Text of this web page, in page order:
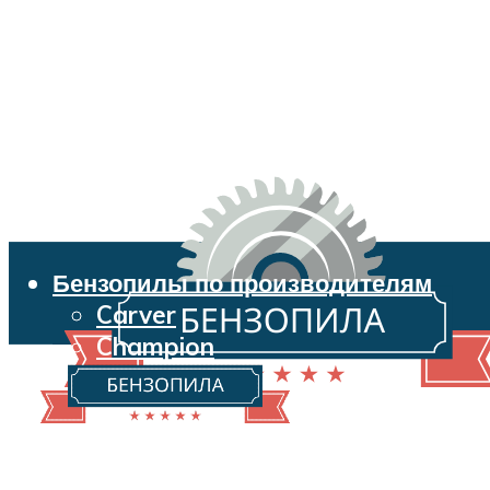
Бензопилы по производителям
Carver
Champion
Echo
Husqvarna